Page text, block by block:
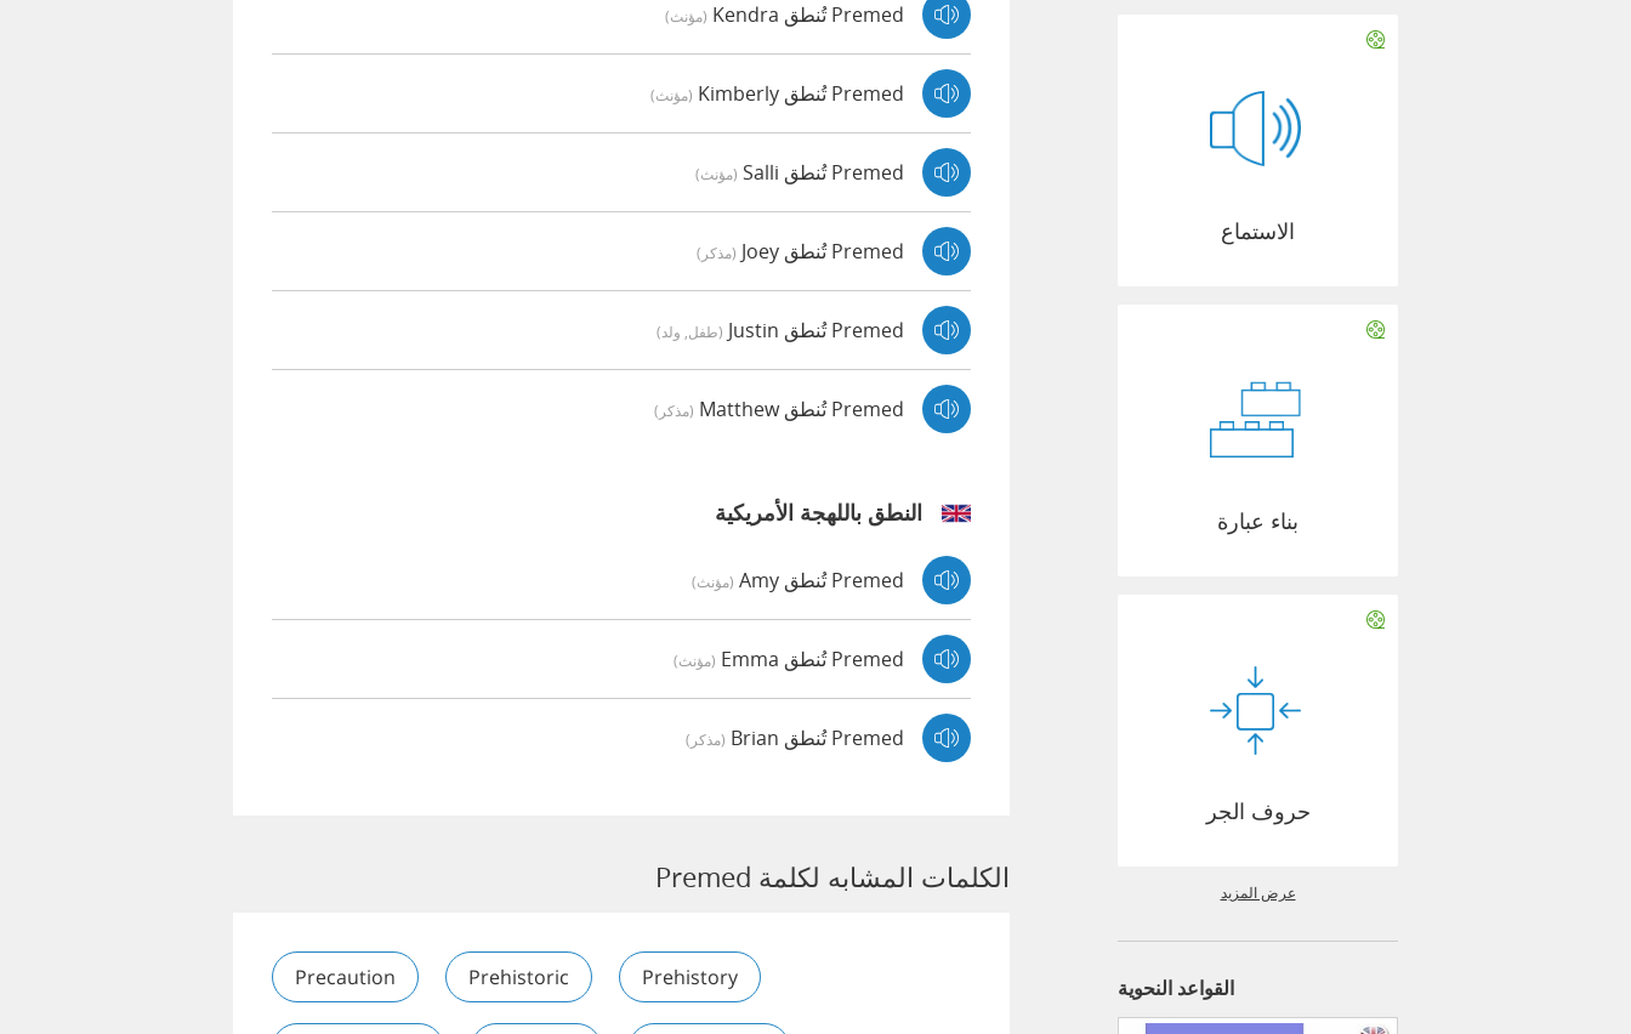
Premed تُنطق Kendra (مؤنث)
Premed تُنطق Kimberly (مؤنث)
Premed تُنطق Salli (مؤنث)
Premed تُنطق Joey (مذكر)
Premed تُنطق Justin (طفل, ولد)
Premed تُنطق Matthew (مذكر)
النطق باللهجة الأمريكية
Premed تُنطق Amy (مؤنث)
Premed تُنطق Emma (مؤنث)
Premed تُنطق Brian (مذكر)
الكلمات المشابه لكلمة Premed
Precaution Prehistoric Prehistory
الاستماع
بناء عبارة
حروف الجر
عرض المزيد
القواعد النحوية